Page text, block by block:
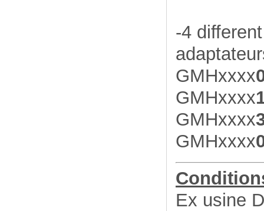
-4
GMHxxxx
GMHxxxx
GMHxxxx
GMHxxxx
Ex usine